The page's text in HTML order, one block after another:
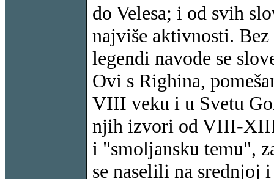
do Velesa; i od svih
najviše aktivnosti.
legendi navode se
Ovi s Righina,
VIII veku i u Svetu
njih izvori od VIII-XIII
i "smoljansku temu",
se naselili na srednjoj